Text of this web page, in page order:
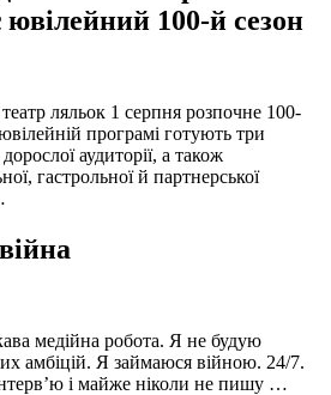
ювілейний 100-й сезон
ляльок 1 серпня розпочне 100-
програмі готують три
аудиторії, а також
гастрольної й партнерської
медійна робота. Я не будую
амбіцій. Я займаюся війною. 24/7.
і майже ніколи не пишу …